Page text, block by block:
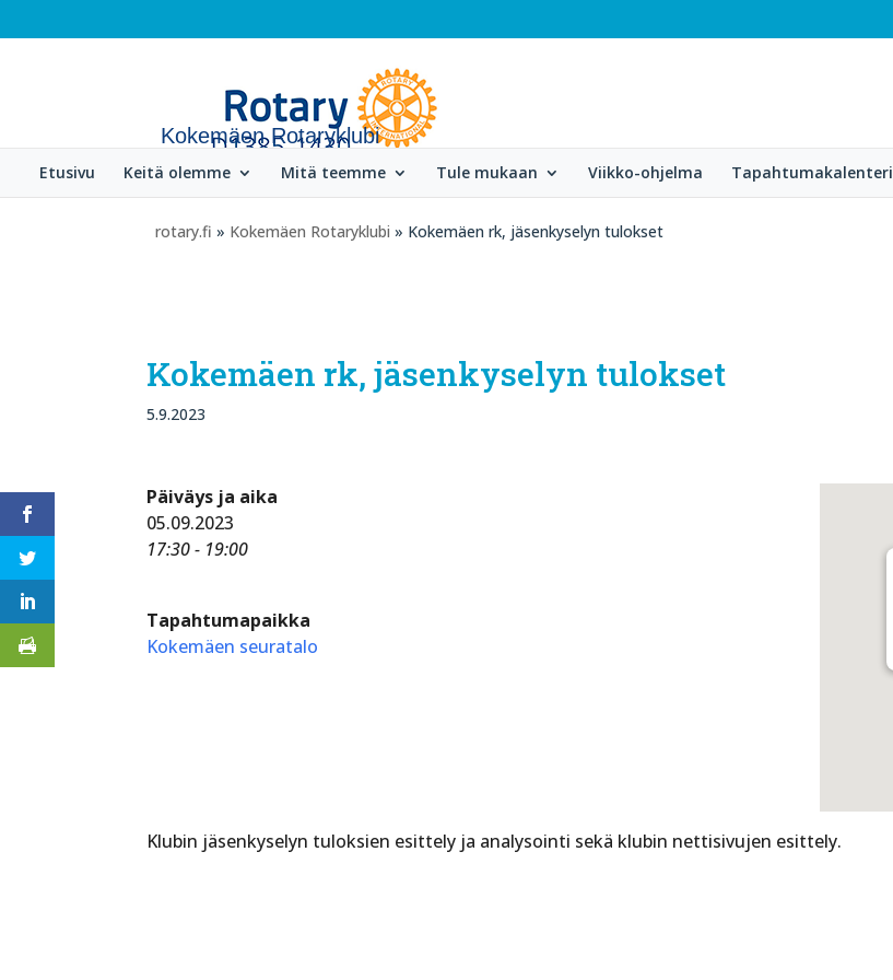
Kokemäen Rotaryklubi
Etusivu Keitä olemme Mitä teemme Tule mukaan Viikko-ohjelma Tapahtumakalenteri
rotary.fi » Kokemäen Rotaryklubi » Kokemäen rk, jäsenkyselyn tulokset
Kokemäen rk, jäsenkyselyn tulokset
5.9.2023
Päiväys ja aika
05.09.2023
17:30 - 19:00
Tapahtumapaikka
Kokemäen seuratalo
Klubin jäsenkyselyn tuloksien esittely ja analysointi sekä klubin nettisivujen esittely.